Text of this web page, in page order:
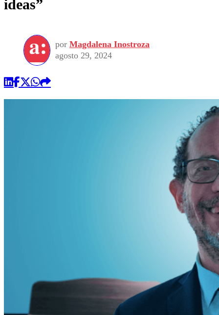
ideas”
por Magdalena Inostroza
agosto 29, 2024